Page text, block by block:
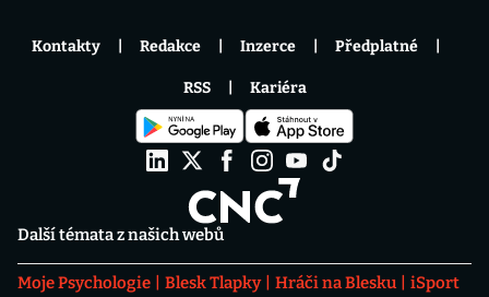
Další témata z našich webů
Moje Psychologie Blesk Tlapky Hráči na Blesku
iSport
Kontakty Redakce Inzerce Předplatné
RSS Kariéra